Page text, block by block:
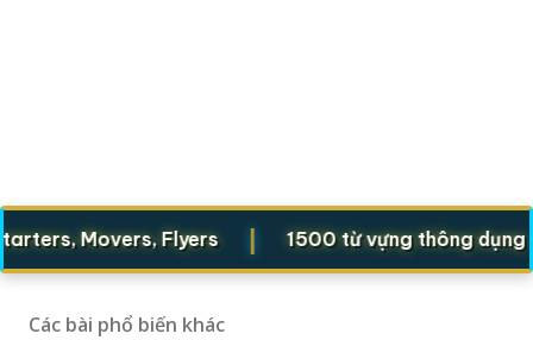
Movers, Flyers | 1500 từ vựng thông dụng |
Các bài phổ biến khác